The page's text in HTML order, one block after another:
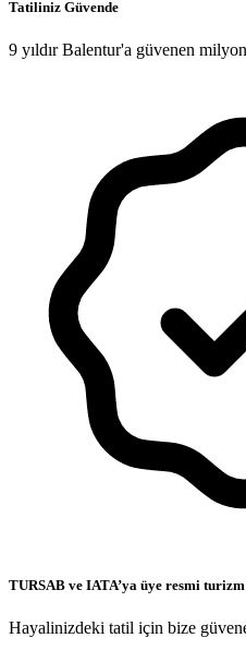
Tatiliniz Güvende
9 yıldır Balentur'a güvenen
TURSAB ve IATA’ya üye resmi turizm
Hayalinizdeki tatil için bize